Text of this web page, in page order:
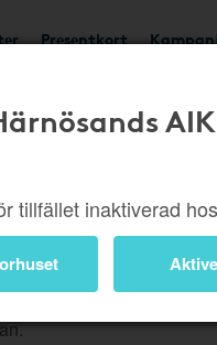
Presentkort
tillfället inaktiverad
att du ska få rätt hjälp
andra
problem i appen, en